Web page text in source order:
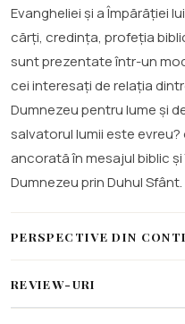
Evangheliei și a Împărăției
cărți, credința, profeția
sunt prezentate într-un
cei interesați de relația
Dumnezeu pentru lume și
salvatorul lumii este
ancorată în mesajul biblic
Dumnezeu prin Duhul Sfânt.
PERSPECTIVE DIN
REVIEW-URI